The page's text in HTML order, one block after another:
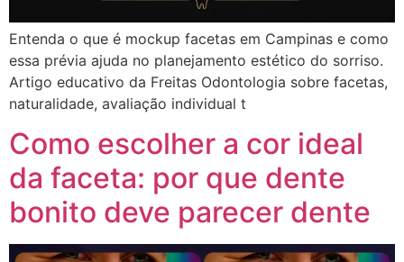
Entenda o que é mockup facetas em Campinas e como
essa prévia ajuda no planejamento estético do sorriso.
Artigo educativo da Freitas Odontologia sobre facetas,
naturalidade, avaliação individual t
Como escolher a cor ideal
da faceta: por que dente
bonito deve parecer dente